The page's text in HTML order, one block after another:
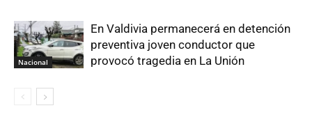
Nacional
En Valdivia permanecerá en detención
preventiva joven conductor que
provocó tragedia en La Unión